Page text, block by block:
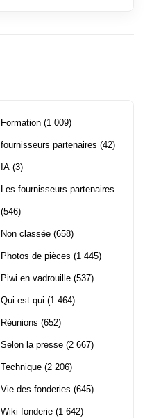
Formation (1 009)
fournisseurs partenaires (42)
IA (3)
Les fournisseurs partenaires
(546)
Non classée (658)
Photos de pièces (1 445)
Piwi en vadrouille (537)
Qui est qui (1 464)
Réunions (652)
Selon la presse (2 667)
Technique (2 206)
Vie des fonderies (645)
Wiki fonderie (1 642)